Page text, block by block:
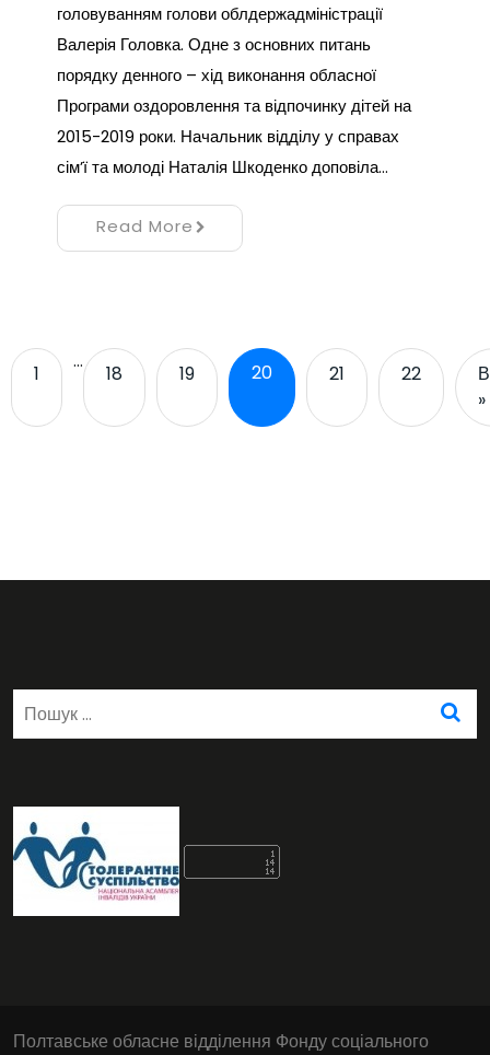
головуванням голови облдержадміністрації
Валерія Головка. Одне з основних питань
порядку денного – хід виконання обласної
Програми оздоровлення та відпочинку дітей на
2015-2019 роки. Начальник відділу у справах
сім’ї та молоді Наталія Шкоденко доповіла…
Read More
1
…
18 19 20 21 22
»
Пошук:
Полтавське обласне відділення Фонду соціального